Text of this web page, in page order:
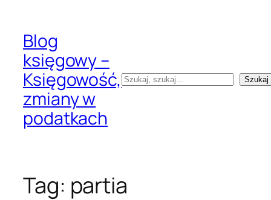
treściBlog
księgowy –
Księgowość,
zmiany w
podatkach
Szukaj Szukaj
Tag: partia